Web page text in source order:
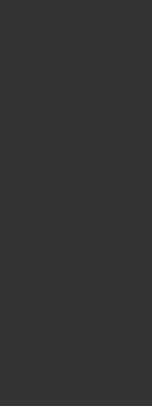
vizsgálatára